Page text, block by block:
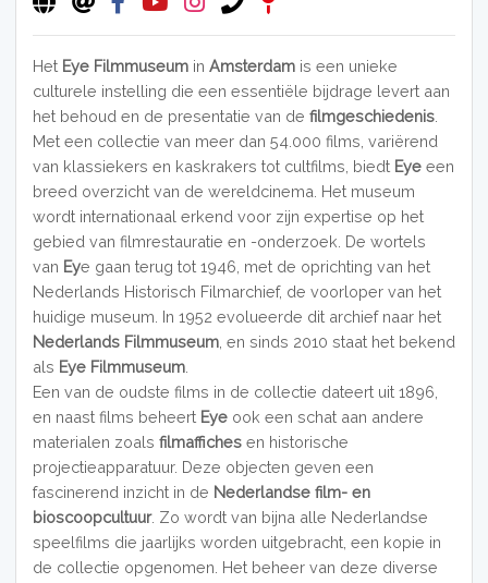
Het Eye Filmmuseumin Amsterdamis een unieke
culturele instelling die een essentiële bijdrage levert aan
het behoud en de presentatie van de filmgeschiedenis.
Met een collectie van meer dan 54.000 films, variërend
van klassiekers en kaskrakers tot cultfilms, biedt Eyeeen
breed overzicht van de wereldcinema. Het museum
wordt internationaal erkend voor zijn expertise op het
gebied van filmrestauratie en -onderzoek. De wortels
van Eye gaan terug tot 1946, met de oprichting van het
Nederlands Historisch Filmarchief, de voorloper van het
huidige museum. In 1952 evolueerde dit archief naar het
Nederlands Filmmuseum, en sinds 2010 staat het bekend
als Eye Filmmuseum.
Een van de oudste films in de collectie dateert uit 1896,
en naast films beheert Eyeook een schat aan andere
materialen zoals filmaffichesen historische
projectieapparatuur. Deze objecten geven een
fascinerend inzicht in de Nederlandse film- en
bioscoopcultuur. Zo wordt van bijna alle Nederlandse
speelfilms die jaarlijks worden uitgebracht, een kopie in
de collectie opgenomen. Het beheer van deze diverse